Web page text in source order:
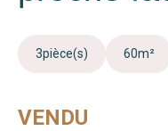
3pièce(s) 60m²
VENDU